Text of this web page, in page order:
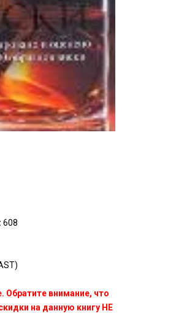
608
Обратите внимание, что
на данную книгу НЕ